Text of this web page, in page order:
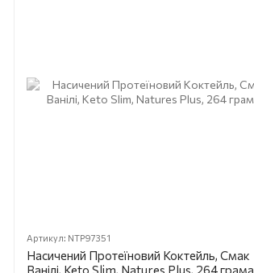
Артикул: NTP97351
Насичений Протеїновий Коктейль, Смак
Ванілі, Keto Slim, Natures Plus, 264 грама